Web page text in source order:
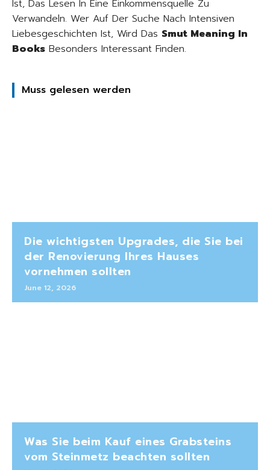
Ist, Das Lesen In Eine Einkommensquelle Zu
Verwandeln. Wer Auf Der Suche Nach Intensiven
Liebesgeschichten Ist, Wird Das Smut Meaning In
Books Besonders Interessant Finden.
Muss gelesen werden
Die wichtigsten Upgrades, die Sie bei
der Renovierung Ihres Hauses
vornehmen sollten
June 12, 2026
Was Sie beim Kauf eines Grabsteins
vom Steinmetz beachten sollten